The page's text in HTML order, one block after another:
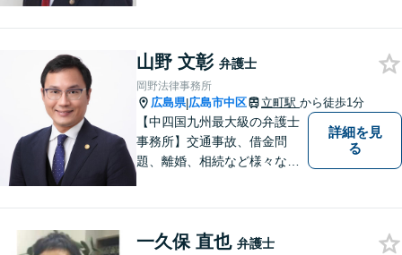
電話／オンライン相談可◆相
談実績39,000件以上（事務所
総数）
山野 文彰 弁護士
岡野法律事務所
広島県|広島市中区 立町駅 から徒歩1分
【中四国九州最大級の弁護士
事務所】交通事故、借金問
題、離婚、相続など様々な問
い！
詳細を見
る
一久保 直也 弁護士